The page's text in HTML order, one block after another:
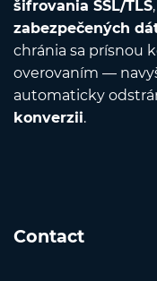
šifrovania SSL/TLS
zabezpečených
chránia sa prísnou
overovaním —
automaticky
konverzii.
Contact